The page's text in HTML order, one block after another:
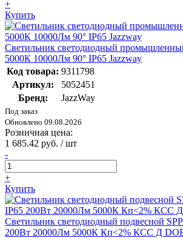
+
Купить
Светильник светодиодный
5000К 10000Лм 90° IP65 Jazzway
Код товара: 9311798
Артикул:
5052451
Бренд:
JazzWay
Под заказ
Обновлено 09.08.2026
Розничная цена:
1 685.42 руб. / шт
-
+
Купить
Cветильник cветодиодный подвесной
200Вт 20000Лм 5000К Кп<2% КСС Д